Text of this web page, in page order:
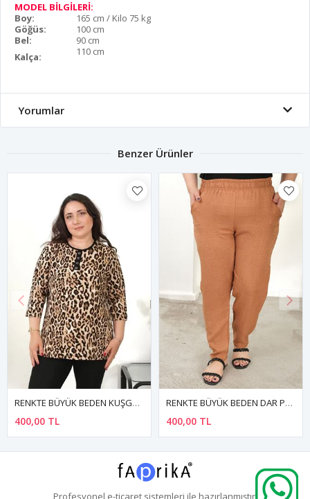
MODEL BİLGİLERİ:
Boy:
165 cm / Kilo 75 kg
Göğüs:
100 cm
Bel:
90 cm
Kalça:
110 cm
Yorumlar
Benzer Ürünler
RENKTE BÜYÜK BEDEN KUŞGÖZÜ DETAY DESENLİ KAPRİ KOL BLUZ RENKTE BÜYÜK BEDEN DAR PAÇA CEPLİ TABA PANTALON
Profesyonel e-ticaretsistemleri ile hazırlanmıştır.